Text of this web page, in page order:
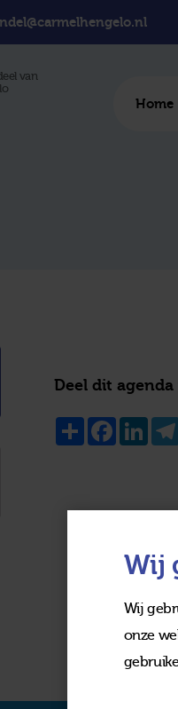
van
Home
Deel dit
Share
Wij
Wij
onze